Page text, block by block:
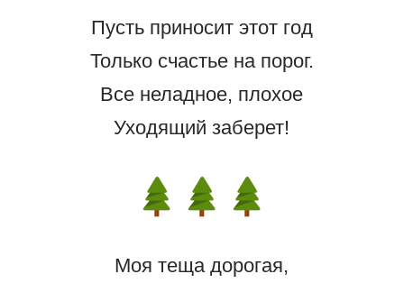
Пусть приносит этот год
Только счастье на порог.
Все неладное, плохое
Уходящий заберет!
Моя теща дорогая,